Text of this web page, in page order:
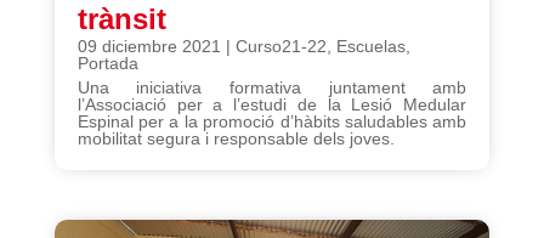
trànsit
09 diciembre 2021 | Curso21-22 Escuelas,
Portada
Una iniciativa formativa juntament amb
l’Associació per a l’estudi de la Lesió Medular
Espinal per a la promoció d’hàbits saludables amb
mobilitat segura i responsable dels joves.